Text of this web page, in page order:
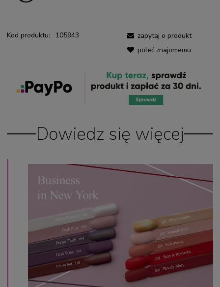
Kod produktu: 105943
zapytaj o produkt
poleć znajomemu
Dowiedz się więcej